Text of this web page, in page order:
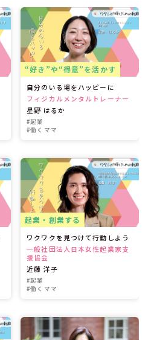
“好き”や“得意”を活かす
自分のいる場をハッピーに
フィジカルメンタルトレーナー
星野 はるか
#起業
#働くママ
起業・創業する
ワクワクを見つけて行動しよう
一般社団法人日本女性起業家支
援協会
近藤 洋子
#起業
#働くママ